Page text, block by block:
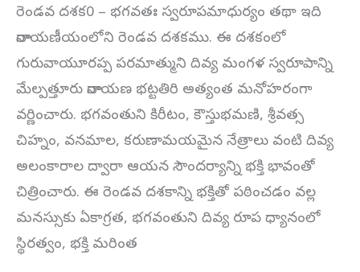
రెండవ దశక0 – భగవతః స్వరూపమాధుర్యం తథా ఇది
నారాయణీయంలోని రెండవ దశకము. ఈ దశకంలో
గురువాయూరప్ప పరమాత్ముని దివ్య మంగళ స్వరూపాన్ని
మేల్పత్తూరు నారాయణ భట్టతిరి అత్యంత మనోహరంగా
వర్ణించారు. భగవంతుని కిరీటం, కౌస్తుభమణి, శ్రీవత్స
చిహ్నం, వనమాల, కరుణామయమైన నేత్రాలు వంటి దివ్య
అలంకారాల ద్వారా ఆయన సౌందర్యాన్ని భక్తి భావంతో
చిత్రించారు. ఈ రెండవ దశకాన్ని భక్తితో పఠించడం వల్ల
మనస్సుకు ఏకాగ్రత, భగవంతుని దివ్య రూప ధ్యానంలో
స్థిరత్వం, భక్తి మరింత